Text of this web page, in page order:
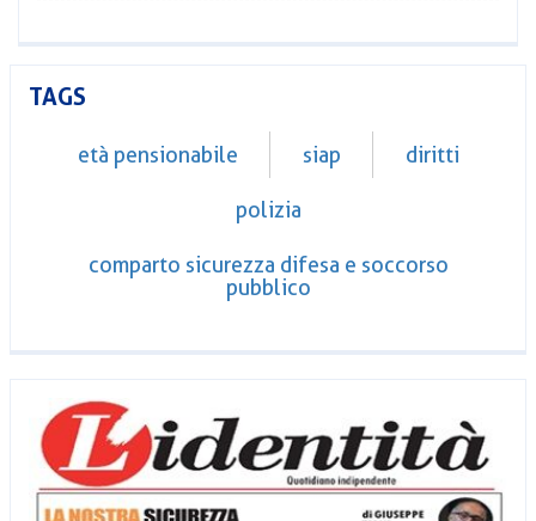
TAGS
età pensionabile siap diritti
polizia
comparto sicurezza difesa e soccorso
pubblico